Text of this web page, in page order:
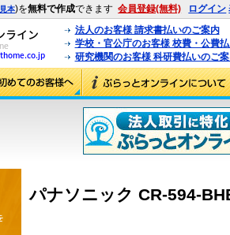
見本)を無料で作成できます 会員登録(無料) ログイン
法人のお客様 請求書払いのご案内
学校・官公庁のお客様 校費・公費
研究機関のお客様 科研費払いのご
パナソニック CR-594-